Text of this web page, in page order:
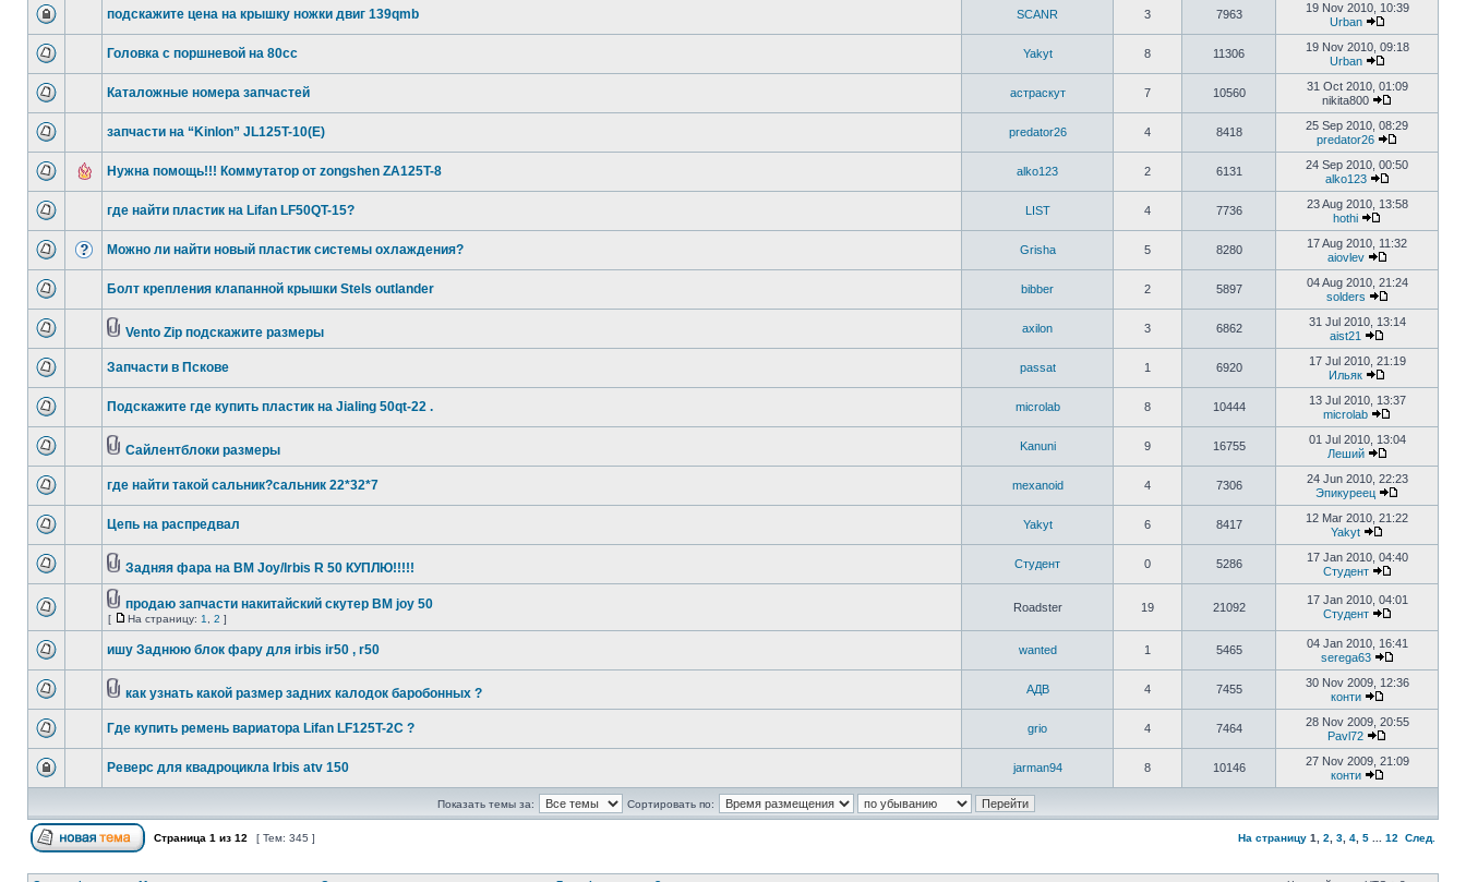
подскажите цена на крышку ножки двиг 139qmb SCANR 3 7963
19 Nov 2010, 10:39
Urban
Головка с поршневой на 80сс Yakyt 8 11306
19 Nov 2010, 09:18
Urban
Каталожные номера запчастей астраскут 7 10560
31 Oct 2010, 01:09
nikita800
запчасти на “Kinlon” JL125T-10(E) predator26 4 8418
25 Sep 2010, 08:29
predator26
Нужна помощь!!! Коммутатор от zongshen ZA125T-8 alko123 2 6131
24 Sep 2010, 00:50
alko123
где найти пластик на Lifan LF50QT-15? LIST 4 7736
23 Aug 2010, 13:58
hothi
Можно ли найти новый пластик системы охлаждения? Grisha 5 8280
17 Aug 2010, 11:32
aiovlev
Болт крепления клапанной крышки Stels outlander bibber 2 5897
04 Aug 2010, 21:24
solders
Vento Zip подскажите размеры axilon 3 6862
31 Jul 2010, 13:14
aist21
Запчасти в Пскове passat 1 6920
17 Jul 2010, 21:19
Ильяк
Подскажите где купить пластик на Jialing 50qt-22 . microlab 8 10444
13 Jul 2010, 13:37
microlab
Сайлентблоки размеры Kanuni 9 16755
01 Jul 2010, 13:04
Леший
где найти такой сальник?сальник 22*32*7 mexanoid 4 7306
24 Jun 2010, 22:23
Эпикуреец
Цепь на распредвал Yakyt 6 8417
12 Mar 2010, 21:22
Yakyt
Задняя фара на BM Joy/Irbis R 50 КУПЛЮ!!!!! Студент 0 5286
17 Jan 2010, 04:40
Студент
продаю запчасти накитайский скутер BM joy 50
[ На страницу: 1 2 ]
Roadster 19 21092
17 Jan 2010, 04:01
Студент
ишу Заднюю блок фару для irbis ir50 , r50 wanted 1 5465
04 Jan 2010, 16:41
serega63
как узнать какой размер задних калодок баробонных ? АДВ 4 7455
30 Nov 2009, 12:36
конти
Где купить ремень вариатора Lifan LF125T-2C ? grio 4 7464
28 Nov 2009, 20:55
Pavl72
Реверс для квадроцикла Irbis atv 150 jarman94 8 10146
27 Nov 2009, 21:09
конти
Показать темы за: Сортировать по:
Страница 1 из 12 [ Тем: 345 ] На страницу 1 2 3 4 5 12 След.